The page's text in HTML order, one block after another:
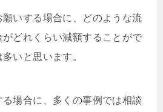
いする場合に、どのような流
どれくらい減額することがで
いと思います。
場合に、多くの事例では相談